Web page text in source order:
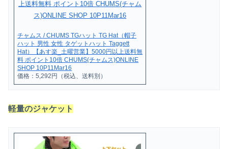
チャムス / CHUMS TGハット TG Hat（帽子
ハット 男性 女性 タゲットハット Taggett
Hat）【あす楽_土曜営業】5000円以上送料無
料 ポイント10倍 CHUMS(チャムス)ONLINE
SHOP 10P11Mar16
価格：5,292円（税込、送料別）
軽量のジャケット